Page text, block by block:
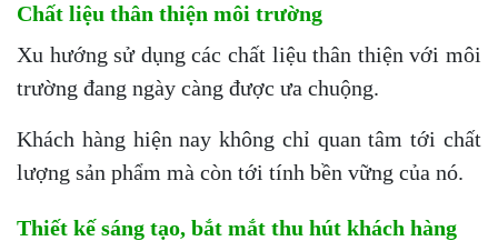
Chất liệu thân thiện môi trường
Xu hướng sử dụng các chất liệu thân thiện với môi
trường đang ngày càng được ưa chuộng.
Khách hàng hiện nay không chỉ quan tâm tới chất
lượng sản phẩm mà còn tới tính bền vững của nó.
Thiết kế sáng tạo, bắt mắt thu hút khách hàng